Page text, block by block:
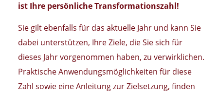
ist Ihre persönliche Transformationszahl!
Sie gilt ebenfalls für das aktuelle Jahr und kann Sie
dabei unterstützen, Ihre Ziele, die Sie sich für
dieses Jahr vorgenommen haben, zu verwirklichen.
Praktische Anwendungsmöglichkeiten für diese
Zahl sowie eine Anleitung zur Zielsetzung, finden